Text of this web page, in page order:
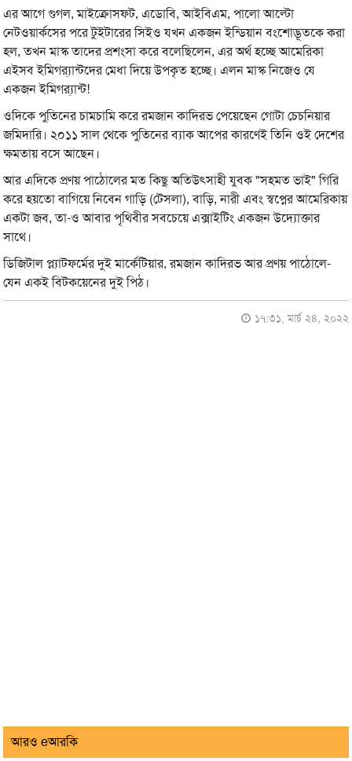
এর আগে গুগল, মাইক্রোসফট, এডোবি, আইবিএম, পালো আল্টো
নেটওয়ার্কসের পরে টুইটারের সিইও যখন একজন ইন্ডিয়ান বংশোদ্ভূতকে করা
হল, তখন মাস্ক তাদের প্রশংসা করে বলেছিলেন, এর অর্থ হচ্ছে আমেরিকা
এইসব ইমিগ্র‍্যান্টদের মেধা দিয়ে উপকৃত হচ্ছে। এলন মাস্ক নিজেও যে
একজন ইমিগ্র‍্যান্ট!
ওদিকে পুতিনের চামচামি করে রমজান কাদিরভ পেয়েছেন গোটা চেচনিয়ার
জমিদারি। ২০১১ সাল থেকে পুতিনের ব্যাক আপের কারণেই তিনি ওই দেশের
ক্ষমতায় বসে আছেন।
আর এদিকে প্রণয় পাঠোলের মত কিছু অতিউৎসাহী যুবক "সহমত ভাই" গিরি
করে হয়তো বাগিয়ে নিবেন গাড়ি (টেসলা), বাড়ি, নারী এবং স্বপ্নের আমেরিকায়
একটা জব, তা-ও আবার পৃথিবীর সবচেয়ে এক্সাইটিং একজন উদ্যোক্তার
সাথে।
ডিজিটাল প্ল্যাটফর্মের দুই মার্কেটিয়ার, রমজান কাদিরভ আর প্রণয় পাঠোলে-
যেন একই বিটকয়েনের দুই পিঠ।
১৭:৩১, মার্চ ২৪, ২০২২
আরও eআরকি